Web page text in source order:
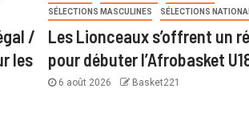
/
les
SÉLECTIONS MASCULINES
SÉLECTIONS
Les Lionceaux s’offrent un
pour débuter l’Afrobasket
6 août 2026 Basket221